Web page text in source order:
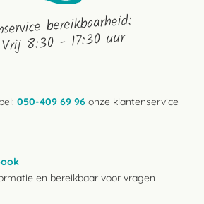
bereikbaarheid:
8:30 - 17:30 uur
050-409 69 96 onze klantenservice
en bereikbaar voor vragen